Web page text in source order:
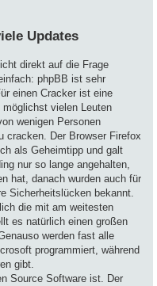
Updates
direkt auf die Frage
phpBB ist sehr
einen Cracker ist eine
vielen Leuten
wenigen Personen
cracken. Der Browser Firefox
als Geheimtipp und galt
nur so lange angehalten,
hat, danach wurden auch für
Sicherheitslücken bekannt.
die mit am weitesten
es natürlich einen großen
werden fast alle
programmiert, während
gibt.
Source Software ist. Der